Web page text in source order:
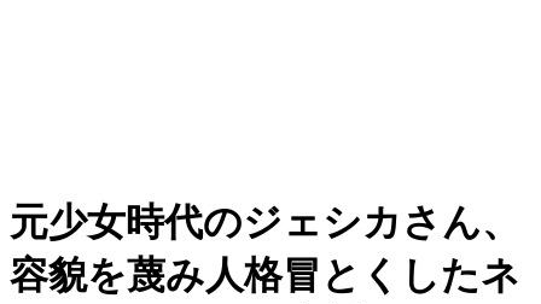
元少女時代のジェシカさん、
容貌を蔑み人格冒とくしたネ